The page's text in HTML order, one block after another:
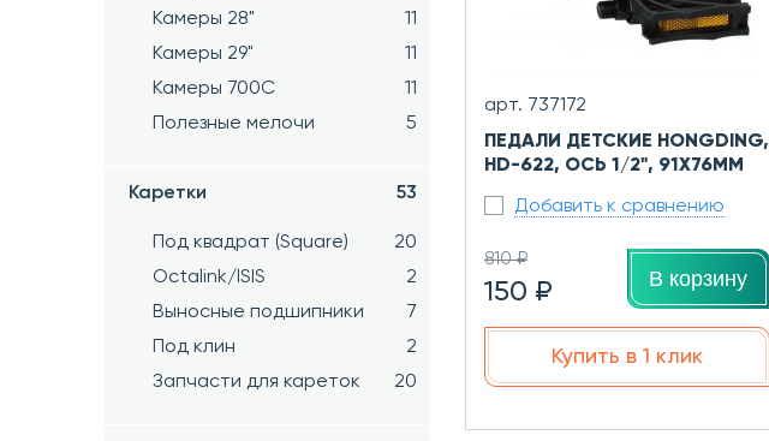
Камеры 28"
11
Камеры 29"
11
Камеры 700C
11
Полезные мелочи
5
Каретки 53
Под квадрат (Square)
20
Octalink/ISIS
2
Выносные подшипники
7
Под клин
2
Запчасти для кареток
20
арт. 737172
ПЕДАЛИ ДЕТСКИЕ HONGDING,
HD-622, ОСЬ 1/2", 91Х76ММ
Добавить к сравнению
810 ₽
150 ₽ В корзину
Купить в 1 клик